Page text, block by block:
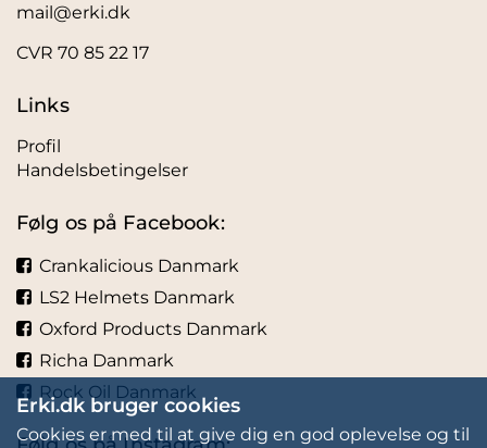
mail@erki.dk
CVR 70 85 22 17
Links
Profil
Handelsbetingelser
Følg os på Facebook:
Crankalicious Danmark
LS2 Helmets Danmark
Oxford Products Danmark
Richa Danmark
Rock Oil Danmark
Erki.dk bruger cookies
Cookies er med til at give dig en god oplevelse og til